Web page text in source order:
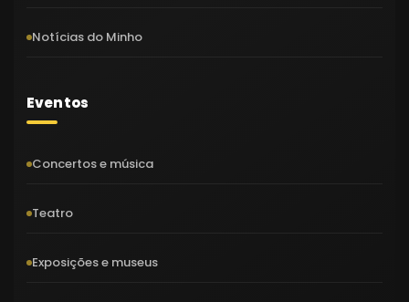
Notícias do Minho
Eventos
Concertos e música
Teatro
Exposições e museus